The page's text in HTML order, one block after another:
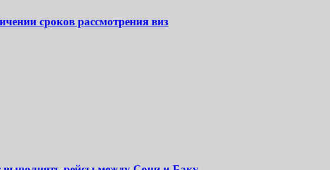
сроков рассмотрения виз